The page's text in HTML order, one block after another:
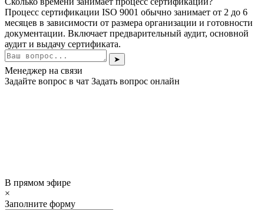
Процесс сертификации ISO 9001 обычно занимает от 2 до 6
месяцев в зависимости от размера организации и готовности
документации. Включает предварительный аудит, основной
аудит и выдачу сертификата.
➤
Менеджер на связи
Задайте вопрос в чат Задать вопрос онлайн
В прямом эфире
×
Заполните форму